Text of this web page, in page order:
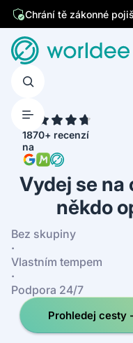
Chrání tě zákonné
Jsme česká firma
1870+ recenzí
na
Vydej se na
někdo
Bez skupiny
·
Vlastním tempem
·
Podpora 24/7
Prohledej cesty